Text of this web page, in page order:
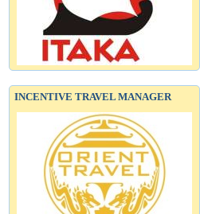
INCENTIVE TRAVEL MANAGER